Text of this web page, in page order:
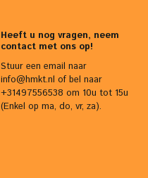
Heeft u nog vragen, neem
contact met ons op!
Stuur een email naar
info@hmkt.nl of bel naar
+31497556538 om 10u tot 15u
(Enkel op ma, do, vr, za).